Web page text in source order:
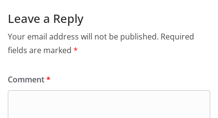
Leave a Reply
Your email address will not be published. Required
fields are marked *
Comment*